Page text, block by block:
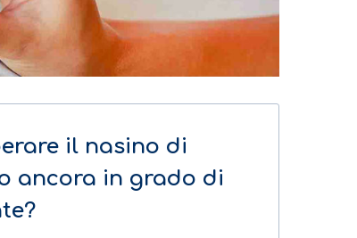
il nasino di
ancora in grado di